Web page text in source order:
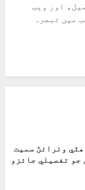
اور ویب
میں تبصرہ
وٺرائڻ سميت
جو تفصيلي جائزو